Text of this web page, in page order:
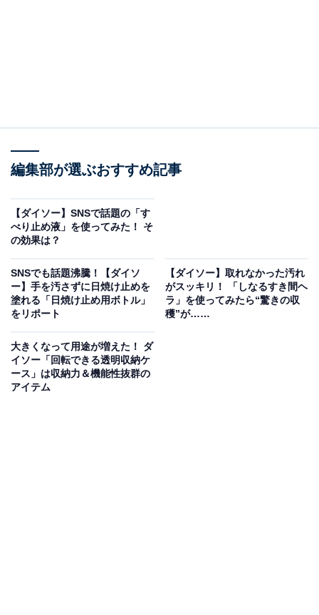
力を入れやすいフォルム
「網戸洗いブラシ（フック付）」は、税込110円という
商品サイズは、8×18×2.5cm。持ち手からブラシ部分にカ
ーブがついており、握って力を入れやすいフォルムにな
っています。
さらなる特徴がブラシ部分。ブラシがしなやかで、網戸
編集部が選ぶおすすめ記事
【ダイソー】SNSで話題の「す
べり止め液」を使ってみた！ そ
の効果は？
SNSでも話題沸騰！【ダイソ
ー】手を汚さずに日焼け止めを
塗れる「日焼け止め用ボトル」
をリポート
【ダイソー】取れなかった汚れ
がスッキリ！ 「しなるすき間ヘ
ラ」を使ってみたら“驚きの収
穫”が……
大きくなって用途が増えた！ ダ
イソー「回転できる透明収納ケ
ース」は収納力＆機能性抜群の
アイテム